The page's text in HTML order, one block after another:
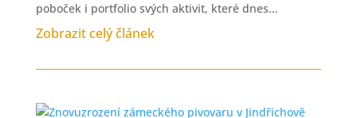
poboček i portfolio svých aktivit, které dnes...
Zobrazit celý článek